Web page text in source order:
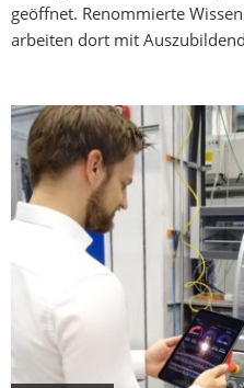
geöffnet. Renommierte
arbeiten dort mit